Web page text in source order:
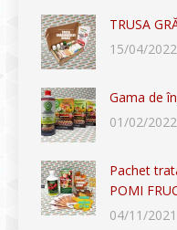
TRUSA
15/04/2022
Gama de
01/02/2022
Pachet
POMI
04/11/2021